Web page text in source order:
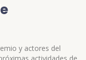
y actores del